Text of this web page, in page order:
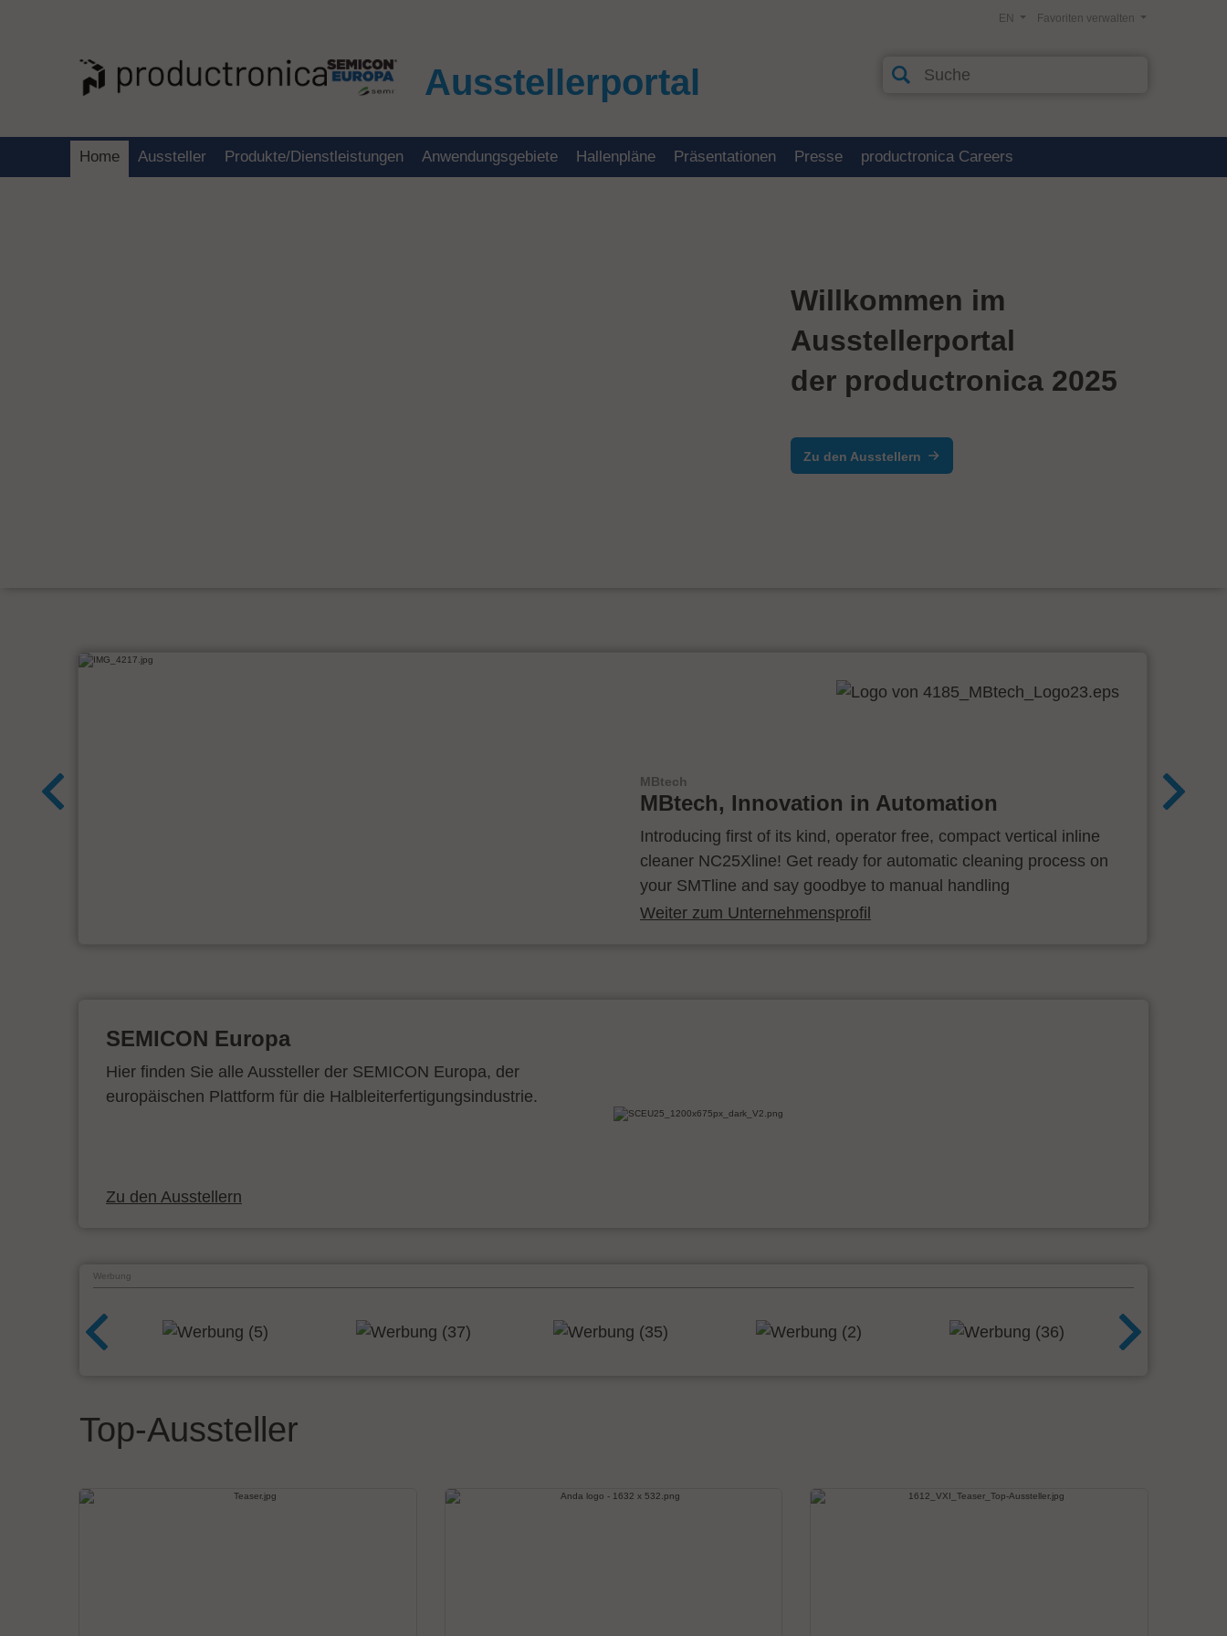
Ausstellerportal
Favoriten verwalten
EN
Home Aussteller Produkte/Dienstleistungen Anwendungsgebiete Hallenpläne Präsentationen Presse productronica Careers
Willkommen im
Ausstellerportal
der productronica 2025
Zu den Ausstellern
MBtech
MBtech, Innovation in Automation
Introducing first of its kind, operator free, compact vertical inline
cleaner NC25Xline! Get ready for automatic cleaning process on
your SMTline and say goodbye to manual handling
Weiter zum Unternehmensprofil
SEMICON Europa
Hier finden Sie alle Aussteller der SEMICON Europa, der
europäischen Plattform für die Halbleiterfertigungsindustrie.
Zu den Ausstellern
Werbung
Top-Aussteller